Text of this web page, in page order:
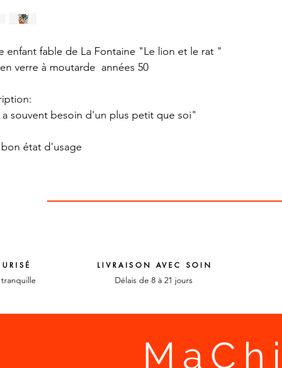
enfant fable de La Fontaine "Le lion et le rat "
verre à moutarde années 50
souvent besoin d'un plus petit que soi"
bon état d'usage
LIVRAISON AVEC SOIN
Délais de 8 à 21 jours